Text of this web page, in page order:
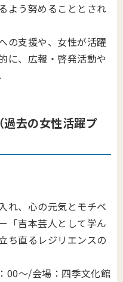
よう努めることとされ
の支援や、女性が活躍
に、広報・啓発活動や
去の女性活躍プ
れ、心の元気とモチベ
「吉本芸人として学ん
ち直るレジリエンスの
00～/会場：四季文化館